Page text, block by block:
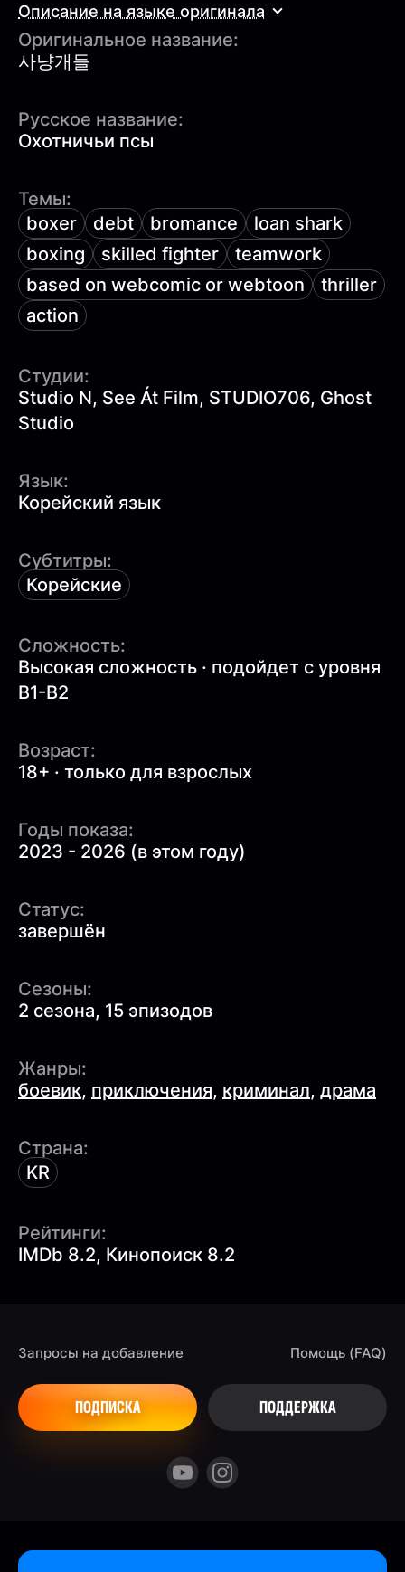
Описание на языке оригинала
Оригинальное название:
사냥개들
Русское название:
Охотничьи псы
Темы:
boxer
debt bromance
loan shark
boxing
skilled fighter
teamwork
based on webcomic or webtoon
thriller
action
Студии:
Studio N, See Át Film, STUDIO706, Ghost
Studio
Язык:
Корейский язык
Субтитры:
Корейские
Сложность:
Высокая сложность · подойдет с уровня
B1-B2
Возраст:
18+ · только для взрослых
Годы показа:
2023 - 2026 (в этом году)
Статус:
завершён
Сезоны:
2 сезона, 15 эпизодов
Жанры:
боевик, приключения, криминал, драма
Страна:
KR
Рейтинги:
IMDb 8.2, Кинопоиск 8.2
Запросы на добавление
ПОДПИСКА
Помощь (FAQ)
ПОДДЕРЖКА